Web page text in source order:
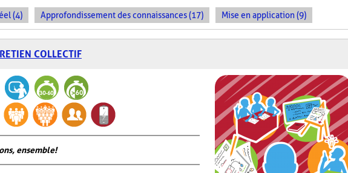
(4) Approfondissement des connaissances (17) Mise en application (9)
COLLECTIF
ensemble!